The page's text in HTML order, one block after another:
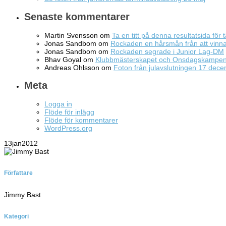
Senaste kommentarer
Martin Svensson om Ta en titt på denna resultatsida för
Jonas Sandbom om Rockaden en hårsmån från att
Jonas Sandbom om Rockaden segrade i Junior Lag-DM
Bhav Goyal om Klubbmästerskapet och
Andreas Ohlsson om Foton från julavslutningen 17
Meta
Logga in
Flöde för inlägg
Flöde för kommentarer
WordPress.org
13jan2012
Författare
Jimmy Bast
Kategori